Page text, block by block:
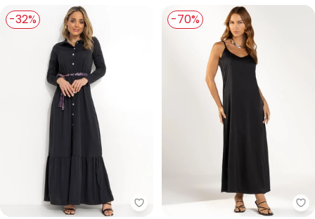
-32%
Rosalie - Vestido Longo (Preto)
-70%